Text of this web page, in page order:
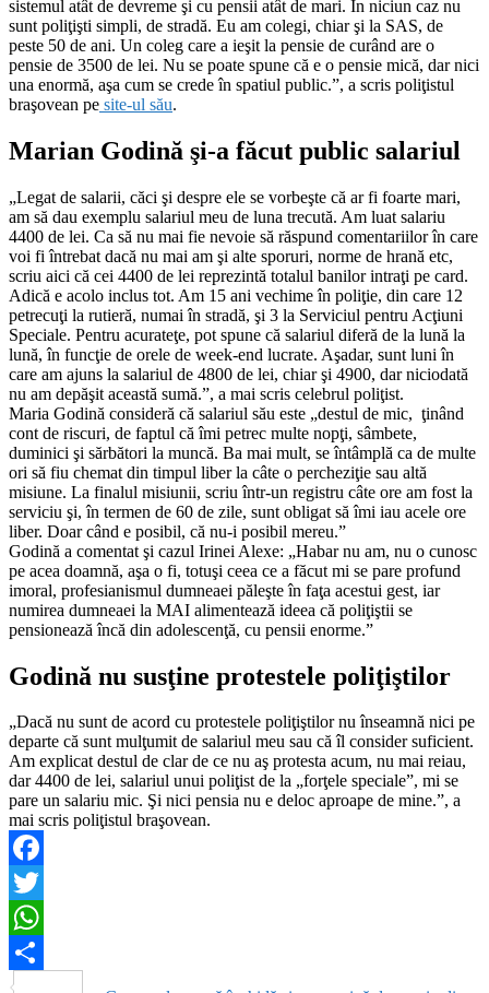
sistemul atât de devreme şi cu pensii atât de mari. În niciun caz nu
sunt poliţişti simpli, de stradă. Eu am colegi, chiar şi la SAS, de
peste 50 de ani. Un coleg care a ieşit la pensie de curând are o
pensie de 3500 de lei. Nu se poate spune că e o pensie mică, dar nici
una enormă, aşa cum se crede în spatiul public.”, a scris poliţistul
braşovean pe site-ul său.
Marian Godină şi-a făcut public salariul
„Legat de salarii, căci şi despre ele se vorbeşte că ar fi foarte mari,
am să dau exemplu salariul meu de luna trecută. Am luat salariu
4400 de lei. Ca să nu mai fie nevoie să răspund comentariilor în care
voi fi întrebat dacă nu mai am şi alte sporuri, norme de hrană etc,
scriu aici că cei 4400 de lei reprezintă totalul banilor intraţi pe card.
Adică e acolo inclus tot. Am 15 ani vechime în poliţie, din care 12
petrecuţi la rutieră, numai în stradă, şi 3 la Serviciul pentru Acţiuni
Speciale. Pentru acurateţe, pot spune că salariul diferă de la lună la
lună, în funcţie de orele de week-end lucrate. Aşadar, sunt luni în
care am ajuns la salariul de 4800 de lei, chiar şi 4900, dar niciodată
nu am depăşit această sumă.”, a mai scris celebrul poliţist.
Maria Godină consideră că salariul său este „destul de mic, ţinând
cont de riscuri, de faptul că îmi petrec multe nopţi, sâmbete,
duminici şi sărbători la muncă. Ba mai mult, se întâmplă ca de multe
ori să fiu chemat din timpul liber la câte o percheziţie sau altă
misiune. La finalul misiunii, scriu într-un registru câte ore am fost la
serviciu şi, în termen de 60 de zile, sunt obligat să îmi iau acele ore
liber. Doar când e posibil, că nu-i posibil mereu.”
Godină a comentat şi cazul Irinei Alexe: „Habar nu am, nu o cunosc
pe acea doamnă, aşa o fi, totuşi ceea ce a făcut mi se pare profund
imoral, profesianismul dumneaei păleşte în faţa acestui gest, iar
numirea dumneaei la MAI alimentează ideea că poliţiştii se
pensionează încă din adolescenţă, cu pensii enorme.”
Godină nu susţine protestele poliţiştilor
„Dacă nu sunt de acord cu protestele poliţiştilor nu înseamnă nici pe
departe că sunt mulţumit de salariul meu sau că îl consider suficient.
Am explicat destul de clar de ce nu aş protesta acum, nu mai reiau,
dar 4400 de lei, salariul unui poliţist de la „forţele speciale”, mi se
pare un salariu mic. Şi nici pensia nu e deloc aproape de mine.”, a
mai scris poliţistul braşovean.
Facebook
Twitter
WhatsApp
Partajează